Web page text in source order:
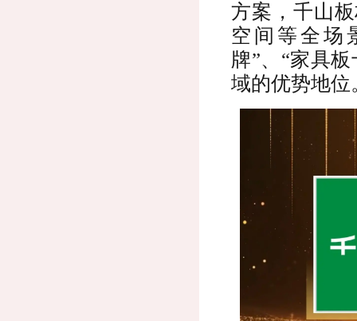
方案，千山
空间等全场
牌”、“家具
域的优势地位